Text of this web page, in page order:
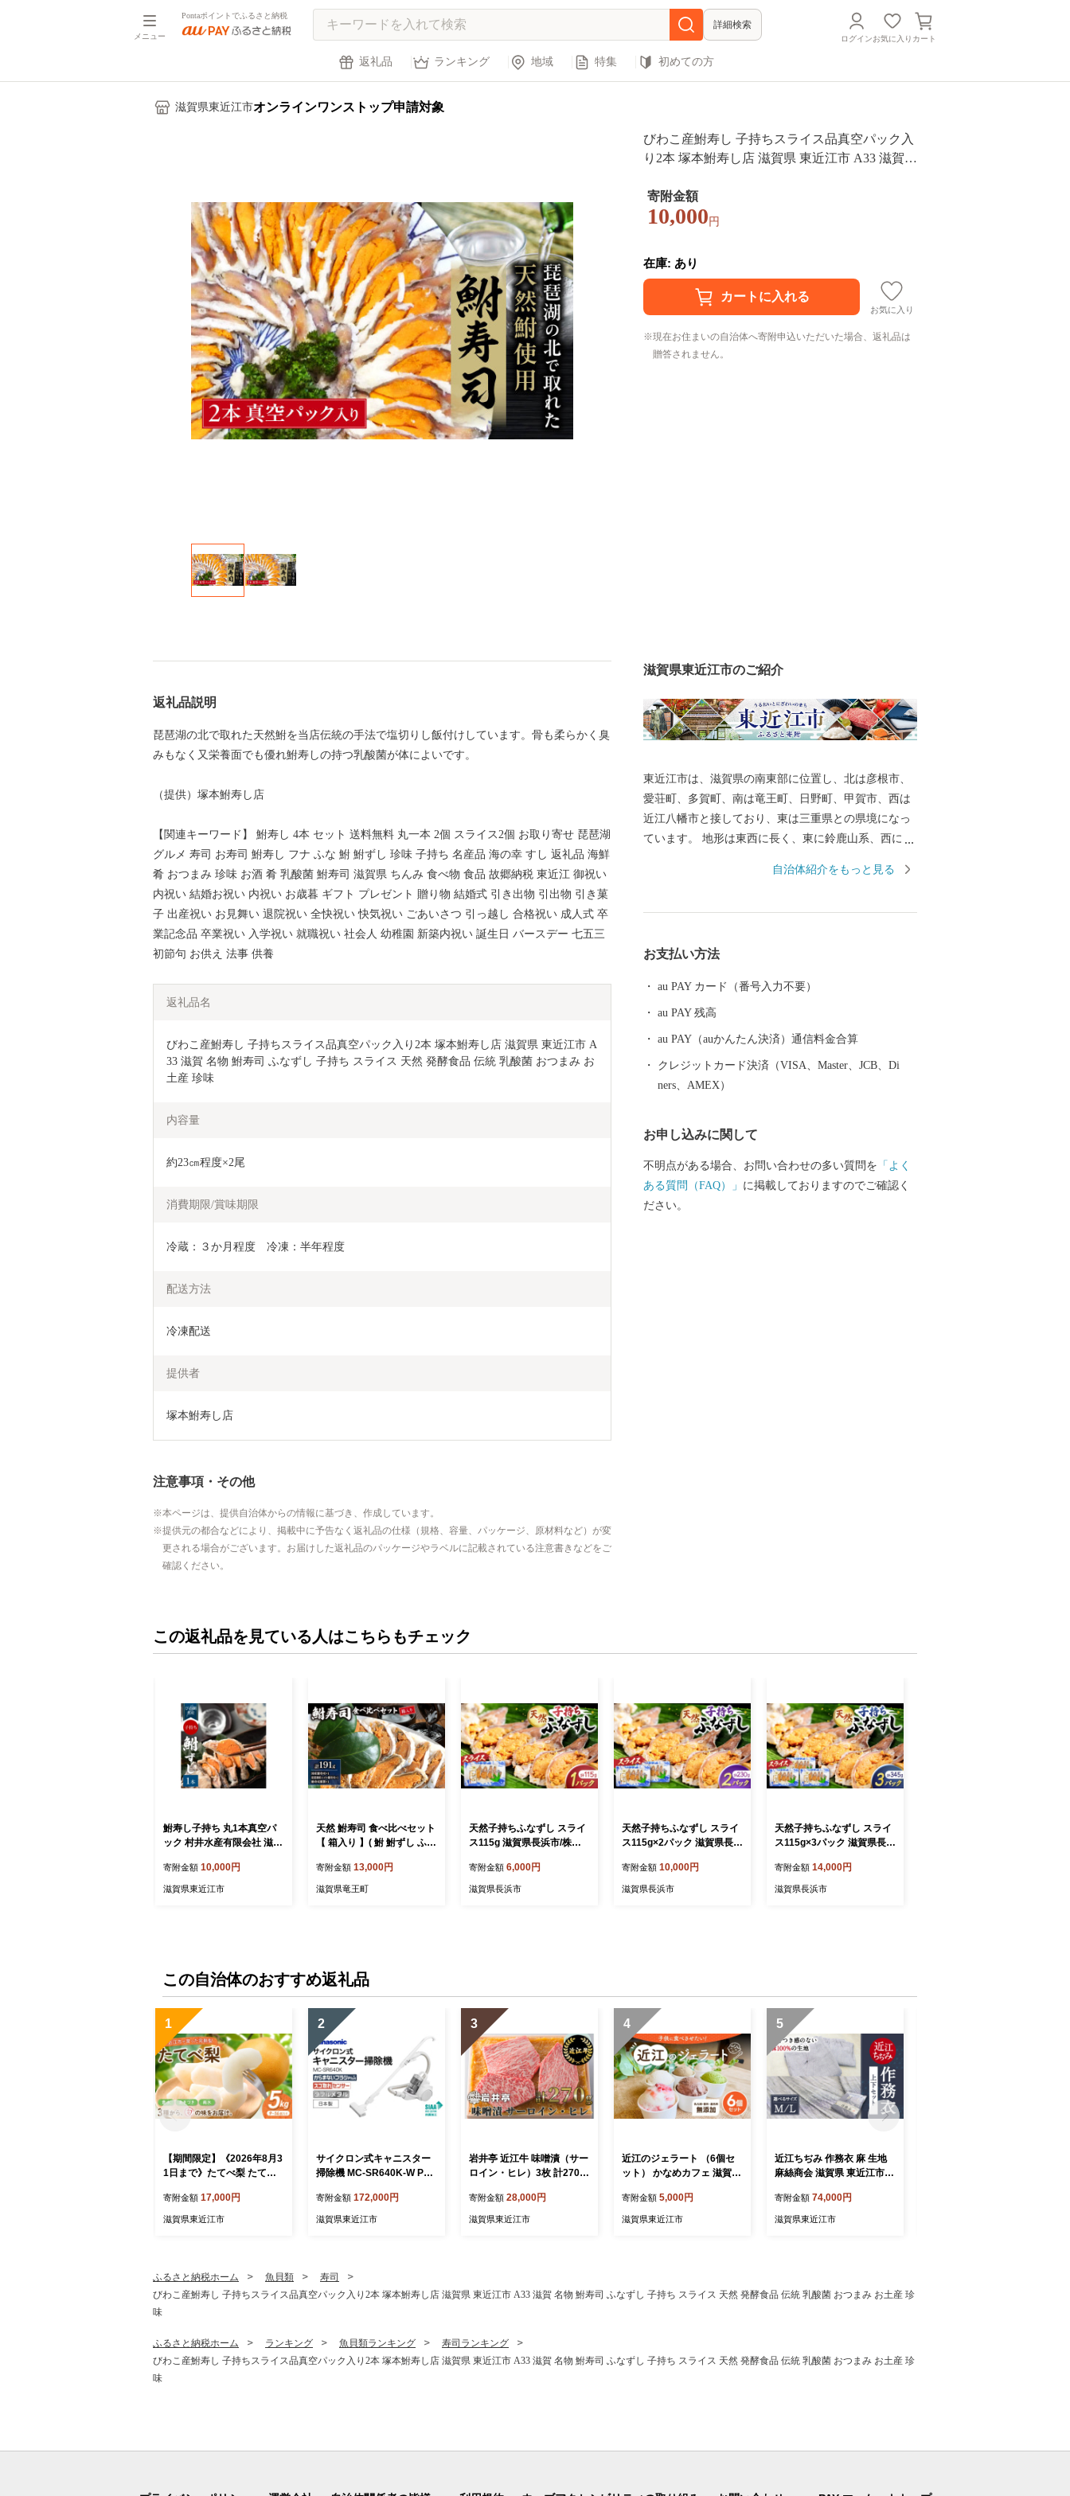
メニュー
Pontaポイントでふるさと納税
詳細検索
ログインお気に入り カート
返礼品 ランキング 地域 特集 初めての方
滋賀県東近江市オンラインワンストップ申請対象
びわこ産鮒寿し 子持ちスライス品真空パック入
り2本 塚本鮒寿し店 滋賀県 東近江市 A33 滋賀
食品 伝統 乳酸菌 おつまみ お土産 珍味
寄附金額
10,000 円
在庫: あり
お気に入り
現在お住まいの自治体へ寄附申込いただいた場合、返礼品は
贈答されません。
返礼品説明
琵琶湖の北で取れた天然鮒を当店伝統の手法で塩切りし飯付けしています。骨も柔らかく臭
みもなく又栄養面でも優れ鮒寿しの持つ乳酸菌が体によいです。
（提供）塚本鮒寿し店
【関連キーワード】 鮒寿し 4本 セット 送料無料 丸一本 2個 スライス2個 お取り寄せ 琵琶湖
グルメ 寿司 お寿司 鮒寿し フナ ふな 鮒 鮒ずし 珍味 子持ち 名産品 海の幸 すし 返礼品 海鮮
肴 おつまみ 珍味 お酒 肴 乳酸菌 鮒寿司 滋賀県 ちんみ 食べ物 食品 故郷納税 東近江 御祝い
内祝い 結婚お祝い 内祝い お歳暮 ギフト プレゼント 贈り物 結婚式 引き出物 引出物 引き菓
子 出産祝い お見舞い 退院祝い 全快祝い 快気祝い ごあいさつ 引っ越し 合格祝い 成人式 卒
業記念品 卒業祝い 入学祝い 就職祝い 社会人 幼稚園 新築内祝い 誕生日 バースデー 七五三
初節句 お供え 法事 供養
返礼品名
びわこ産鮒寿し 子持ちスライス品真空パック入り2本 塚本鮒寿し店 滋賀県 東近江市 A
33 滋賀 名物 鮒寿司 ふなずし 子持ち スライス 天然 発酵食品 伝統 乳酸菌 おつまみ お
土産 珍味
内容量
約23㎝程度×2尾
消費期限/賞味期限
冷蔵：３か月程度　冷凍：半年程度
配送方法
冷凍配送
提供者
塚本鮒寿し店
注意事項・その他
本ページは、提供自治体からの情報に基づき、作成しています。
提供元の都合などにより、掲載中に予告なく返礼品の仕様（規格、容量、パッケージ、原材料など）が変
更される場合がございます。お届けした返礼品のパッケージやラベルに記載されている注意書きなどをご
確認ください。
滋賀県東近江市のご紹介
東近江市は、滋賀県の南東部に位置し、北は彦根市、
愛荘町、多賀町、南は竜王町、日野町、甲賀市、西は
近江八幡市と接しており、東は三重県との県境になっ
ています。 地形は東西に長く、東に鈴鹿山系、西に琵
た、市の南西部には日野川が流れています。この両川
な自然に恵まれています。 総面積は、約388平方キロ
す。
自治体紹介をもっと見る
お支払い方法
au PAY カード（番号入力不要）
au PAY 残高
au PAY（auかんたん決済）通信料金合算
クレジットカード決済（VISA、Master、JCB、Di
ners、AMEX）
お申し込みに関して
不明点がある場合、お問い合わせの多い質問を 「よく
ある質問（FAQ）」 に掲載しておりますのでご確認く
ださい。
この返礼品を見ている人はこちらもチェック
鮒寿し子持ち 丸1本真空パ
ック 村井水産有限会社 滋賀
寿司 鮒ずし 子持ち 珍味 お
つまみ 発酵食品 乳酸菌 琵
寄附金額 10,000円
滋賀県東近江市
天然 鮒寿司 食べ比べセット
【 箱入り 】( 鮒 鮒ずし ふな
すすめ おつまみ 珍味 酒の
肴 寿司 子持ち 燻製 名物 滋
寄附金額 13,000円
滋賀県竜王町
天然子持ちふなずし スライ
ス115g 滋賀県長浜市/株式
ずし ふなずし 発酵食品 お
茶漬け おすすめ おつまみ
寄附金額 6,000円
滋賀県長浜市
天然子持ちふなずし スライ
ス115g×2パック 滋賀県長浜
9] 鮒 鮒ずし ふなずし 発酵
食品 お茶漬け おすすめ お
寄附金額 10,000円
滋賀県長浜市
天然子持ちふなずし スライ
ス115g×3パック 滋賀県長浜
0] 鮒 鮒ずし ふなずし 発酵
食品 お茶漬け おすすめ お
寄附金額 14,000円
滋賀県長浜市
この自治体のおすすめ返礼品
1
【期間限定】《2026年8月3
1日まで》たてべ梨 たてべ
近江市 A-D28 梨 フルーツ
果物 和梨 完熟 豊水 南水 あ
寄附金額 17,000円
滋賀県東近江市
2
サイクロン式キャニスター
掃除機 MC-SR640K-W Pan
東近江市 AG-B02 掃除機 サ
イクロン キャニスター お手
寄附金額 172,000円
滋賀県東近江市
3
岩井亭 近江牛 味噌漬（サー
ロイン・ヒレ）3枚 計270g
洛西店 滋賀県 東近江市 B-H
03 近江牛 サーロイン ヒレ
寄附金額 28,000円
滋賀県東近江市
4
近江のジェラート （6個セ
ット） かなめカフェ 滋賀県
アイス アイスクリーム 滋賀
近江 スイーツ ギフト
寄附金額 5,000円
滋賀県東近江市
5
近江ちぢみ 作務衣 麻 生地
麻絲商会 滋賀県 東近江市 G
麻 ラミー 天然素材 日本製
ルームウェア 部屋着 リラッ
寄附金額 74,000円
滋賀県東近江市
ふるさと納税ホーム 魚貝類
寿司
びわこ産鮒寿し 子持ちスライス品真空パック入り2本 塚本鮒寿し店 滋賀県 東近江市 A33 滋賀 名物 鮒寿司 ふなずし 子持ち スライス 天然 発酵食品 伝統 乳酸菌 おつまみ お土産 珍
味
ふるさと納税ホーム ランキング 魚貝類ランキング
寿司ランキング
びわこ産鮒寿し 子持ちスライス品真空パック入り2本 塚本鮒寿し店 滋賀県 東近江市 A33 滋賀 名物 鮒寿司 ふなずし 子持ち スライス 天然 発酵食品 伝統 乳酸菌 おつまみ お土産 珍
味